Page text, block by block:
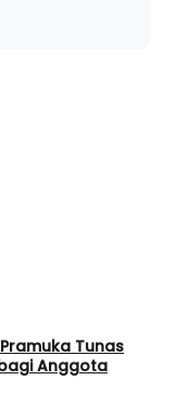
Tunas
Anggota